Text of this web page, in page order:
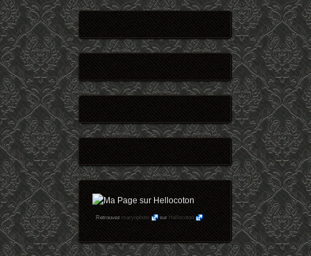
Retrouvezmaryophoto surHellocoton